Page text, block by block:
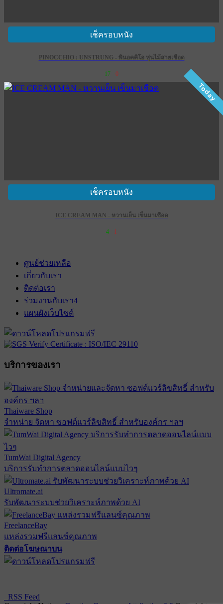
เช็ครอบหนัง
PINOCCHIO : UNSTRUNG - พินอคคิโอ หุ่นไม้สายเชือด
17 0
Today
เช็ครอบหนัง
ICE CREAM MAN - หวานเย็น เข็นมาเชือด
4 1
ศูนย์ช่วยเหลือ
เกี่ยวกับเรา
ติดต่อเรา
ร่วมงานกับเรา4
แผนผังเว็บไซต์
บริการของเรา
Thaiware Shop
จำหน่าย จัดหา ซอฟต์แวร์ลิขสิทธิ์ สำหรับองค์กร ฯลฯ
TumWai Digital Agency
บริการรับทำการตลาดออนไลน์แบบไวๆ
Ultromate.ai
รับพัฒนาระบบช่วยวิเคราะห์ภาพด้วย AI
FreelanceBay
แหล่งรวมฟรีแลนซ์คุณภาพ
ติดต่อโฆษณาบน
RSS Feed